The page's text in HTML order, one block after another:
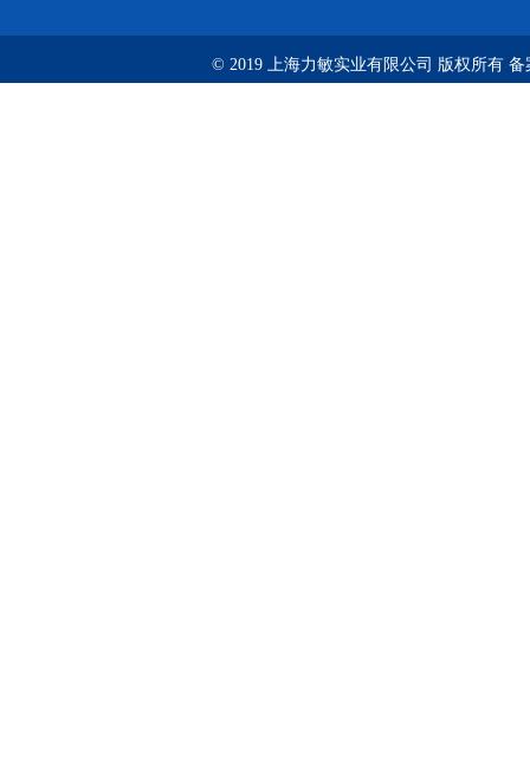
© 2019 上海力敏实业有限公司 版权所有 备